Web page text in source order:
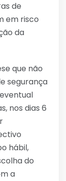
de
em risco
da
que não
segurança
nos dias 6
hábil,
do
a